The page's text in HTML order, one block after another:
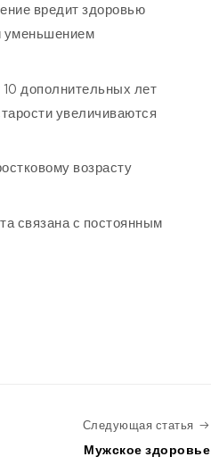
вредит здоровью
уменьшением
дополнительных лет
увеличиваются
возрасту
связана с постоянным
Следующая статья
Мужское здоровье